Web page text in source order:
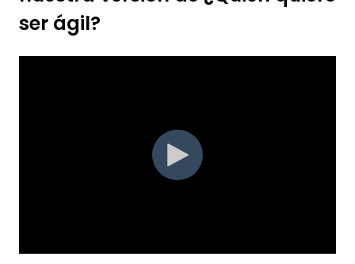
ser ágil?